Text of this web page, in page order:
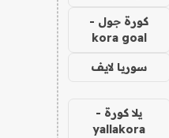
كورة جول -
kora goal
سوريا لايف
يلا كورة -
yallakora